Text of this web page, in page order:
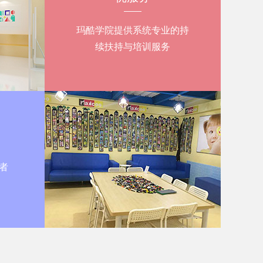
玛酷学院提供系统专业的持
续扶持与培训服务